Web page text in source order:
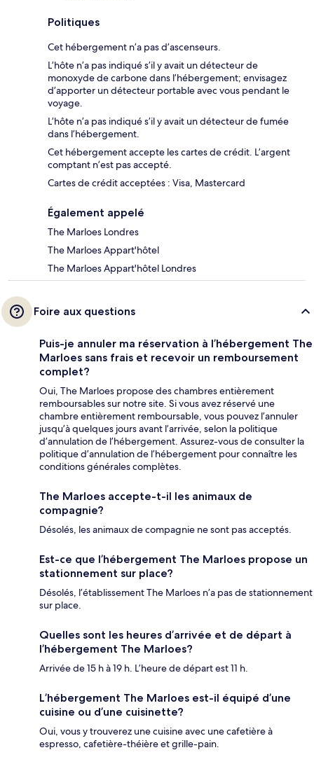
Politiques
Cet hébergement n’a pas d’ascenseurs.
L’hôte n’a pas indiqué s’il y avait un détecteur de
monoxyde de carbone dans l’hébergement; envisagez
d’apporter un détecteur portable avec vous pendant le
voyage.
L’hôte n’a pas indiqué s’il y avait un détecteur de fumée
dans l’hébergement.
Cet hébergement accepte les cartes de crédit. L’argent
comptant n’est pas accepté.
Cartes de crédit acceptées : Visa, Mastercard
Également appelé
The Marloes Londres
The Marloes Appart'hôtel
The Marloes Appart'hôtel Londres
Foire aux questions
Puis-je annuler ma réservation à l’hébergement The
Marloes sans frais et recevoir un remboursement
complet?
Oui, The Marloes propose des chambres entièrement
remboursables sur notre site. Si vous avez réservé une
chambre entièrement remboursable, vous pouvez l’annuler
jusqu’à quelques jours avant l’arrivée, selon la politique
d’annulation de l’hébergement. Assurez-vous de consulter la
politique d’annulation de l’hébergement pour connaître les
conditions générales complètes.
The Marloes accepte-t-il les animaux de
compagnie?
Désolés, les animaux de compagnie ne sont pas acceptés.
Est-ce que l’hébergement The Marloes propose un
stationnement sur place?
Désolés, l’établissement The Marloes n’a pas de stationnement
sur place.
Quelles sont les heures d’arrivée et de départ à
l’hébergement The Marloes?
Arrivée de 15 h à 19 h. L’heure de départ est 11 h.
L’hébergement The Marloes est-il équipé d’une
cuisine ou d’une cuisinette?
Oui, vous y trouverez une cuisine avec une cafetière à
espresso, cafetière-théière et grille-pain.